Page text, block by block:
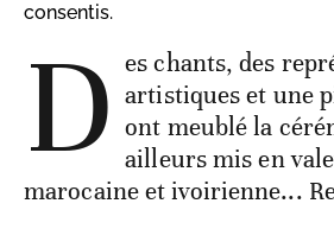
consentis.
D es chants, des
artistiques et une
ont meublé la
ailleurs mis en
marocaine et ivoirienne...